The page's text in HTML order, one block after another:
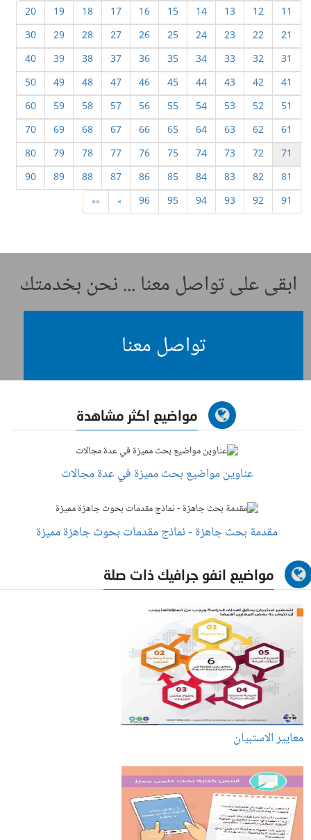
11
12
13
14
15
16
17
18
19
20
21
22
23
24
25
26
27
28
29
30
31
32
33
34
35
36
37
38
39
40
41
42
43
44
45
46
47
48
49
50
51
52
53
54
55
56
57
58
59
60
61
62
63
64
65
66
67
68
69
70
71
72
73
74
75
76
77
78
79
80
81
82
83
84
85
86
87
88
89
90
91
92
93
94
95
96
»
»»
ابقى على تواصل معنا ... نحن بخدمتك
تواصل معنا
مواضيع اكثر مشاهدة
عناوين مواضيع بحث مميزة في عدة مجالات
مقدمة بحث جاهزة - نماذج مقدمات بحوث جاهزة مميزة
مواضيع انفو جرافيك ذات صلة
معايير الاستبيان